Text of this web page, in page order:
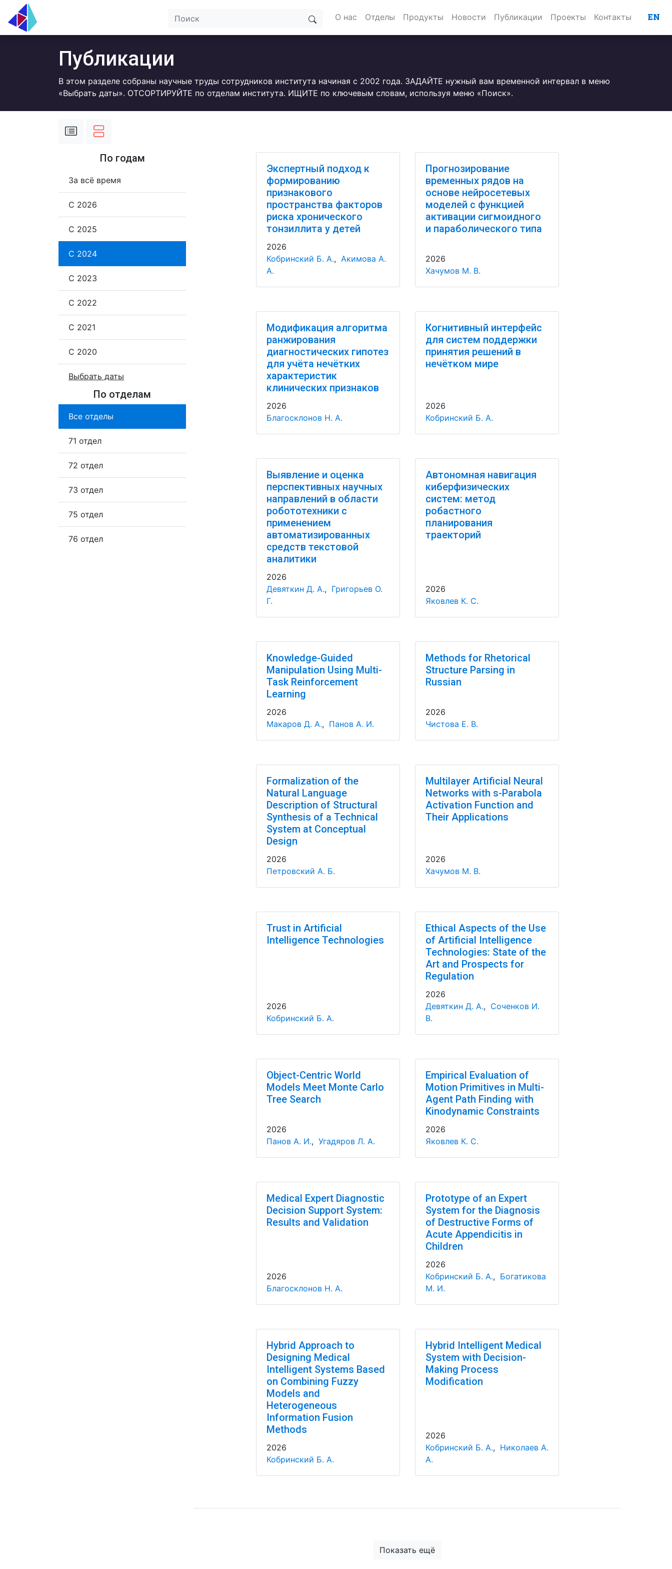
О нас Отделы Продукты Новости Публикации Проекты Контакты EN
Публикации
В этом разделе собраны научные труды сотрудников института начиная с 2002 года. ЗАДАЙТЕ нужный вам временной интервал в меню
«Выбрать даты». ОТСОРТИРУЙТЕ по отделам института. ИЩИТЕ по ключевым словам, используя меню «Поиск».
По годам
За всё время
С 2026
С 2025
С 2024
С 2023
С 2022
С 2021
С 2020
Выбрать даты
По отделам
Все отделы
71 отдел
72 отдел
73 отдел
75 отдел
76 отдел
Экспертный подход к
формированию
признакового
пространства факторов
риска хронического
тонзиллита у детей
2026
Кобринский Б. А., Акимова А.
А.
Прогнозирование
временных рядов на
основе нейросетевых
моделей с функцией
активации сигмоидного
и параболического типа
2026
Хачумов М. В.
Модификация алгоритма
ранжирования
диагностических гипотез
для учёта нечётких
характеристик
клинических признаков
2026
Благосклонов Н. А.
Когнитивный интерфейс
для систем поддержки
принятия решений в
нечётком мире
2026
Кобринский Б. А.
Выявление и оценка
перспективных научных
направлений в области
робототехники с
применением
автоматизированных
средств текстовой
аналитики
2026
Девяткин Д. А., Григорьев О.
Г.
Автономная навигация
киберфизических
систем: метод
робастного
планирования
траекторий
2026
Яковлев К. С.
Knowledge-Guided
Manipulation Using Multi-
Task Reinforcement
Learning
2026
Макаров Д. А., Панов А. И.
Methods for Rhetorical
Structure Parsing in
Russian
2026
Чистова Е. В.
Formalization of the
Natural Language
Description of Structural
Synthesis of a Technical
System at Conceptual
Design
2026
Петровский А. Б.
Multilayer Artificial Neural
Networks with s-Parabola
Activation Function and
Their Applications
2026
Хачумов М. В.
Trust in Artificial
Intelligence Technologies
2026
Кобринский Б. А.
Ethical Aspects of the Use
of Artificial Intelligence
Technologies: State of the
Art and Prospects for
Regulation
2026
Девяткин Д. А., Соченков И.
В.
Object-Centric World
Models Meet Monte Carlo
Tree Search
2026
Панов А. И., Угадяров Л. А.
Empirical Evaluation of
Motion Primitives in Multi-
Agent Path Finding with
Kinodynamic Constraints
2026
Яковлев К. С.
Medical Expert Diagnostic
Decision Support System:
Results and Validation
2026
Благосклонов Н. А.
Prototype of an Expert
System for the Diagnosis
of Destructive Forms of
Acute Appendicitis in
Children
2026
Кобринский Б. А., Богатикова
М. И.
Hybrid Approach to
Designing Medical
Intelligent Systems Based
on Combining Fuzzy
Models and
Heterogeneous
Information Fusion
Methods
2026
Кобринский Б. А.
Hybrid Intelligent Medical
System with Decision-
Making Process
Modification
2026
Кобринский Б. А., Николаев А.
А.
Показать ещё